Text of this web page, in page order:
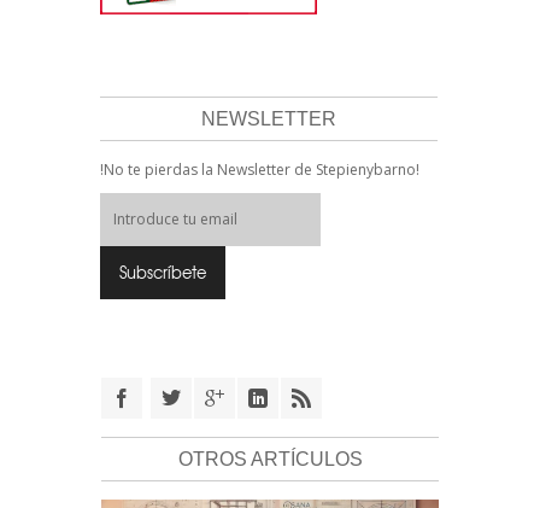
NEWSLETTER
!No te pierdas la Newsletter de Stepienybarno!
OTROS ARTÍCULOS